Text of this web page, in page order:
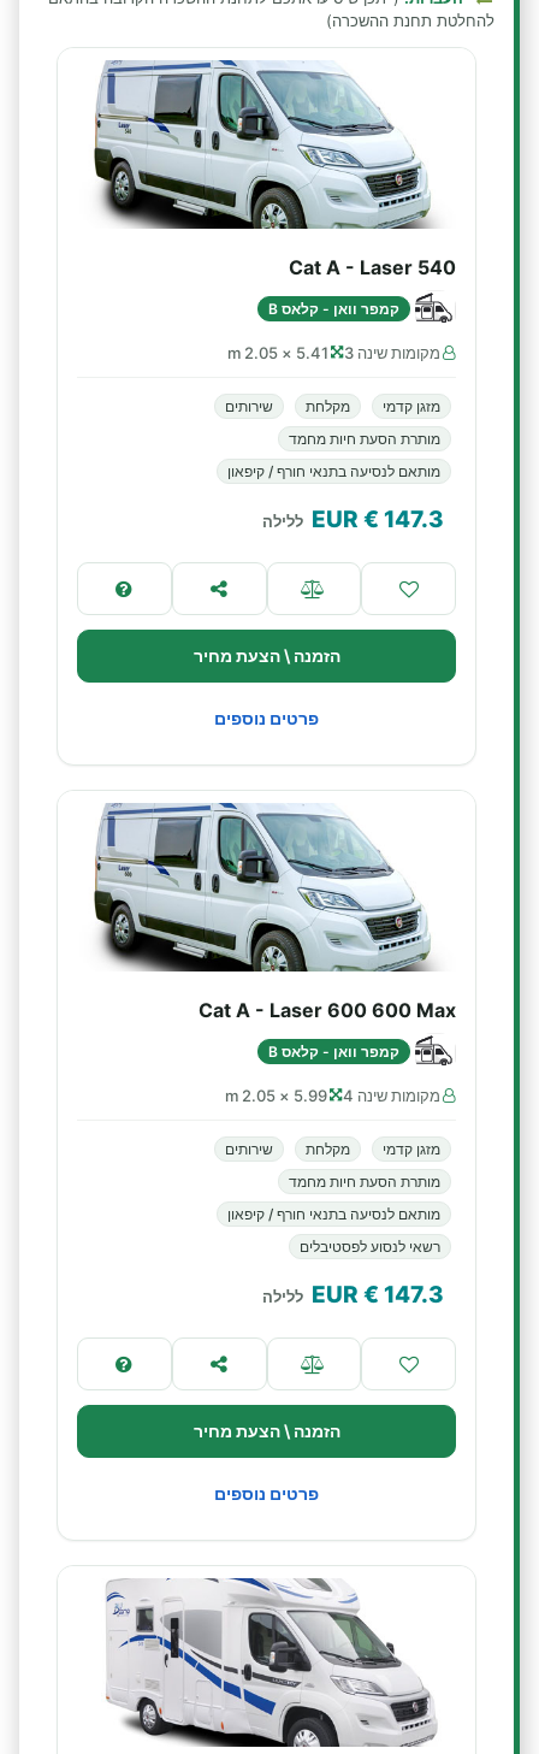
להחלטת תחנת ההשכרה)
Cat A - Laser 540
קמפר וואן - קלאס B
מקומות שינה 3 5.41 × 2.05 m
מזגן קדמי מקלחת
שירותים
מותרת הסעת חיות מחמד
מותאם לנסיעה בתנאי חורף / קיפאון
147.3
€ EUR ללילה
הזמנה \ הצעת מחיר
פרטים נוספים
Cat A - Laser 600 600 Max
קמפר וואן - קלאס B
מקומות שינה 4 5.99 × 2.05 m
מזגן קדמי מקלחת
שירותים
מותרת הסעת חיות מחמד
מותאם לנסיעה בתנאי חורף / קיפאון
רשאי לנסוע לפסטיבלים
147.3
€ EUR ללילה
הזמנה \ הצעת מחיר
פרטים נוספים